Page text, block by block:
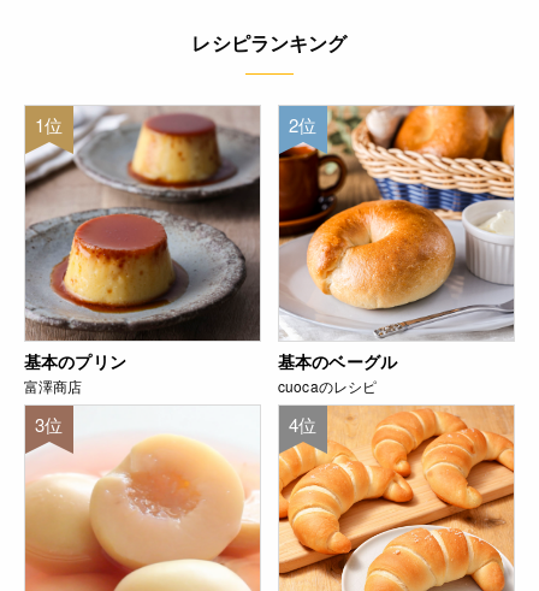
レシピランキング
1位
基本のプリン
富澤商店
2位
基本のベーグル
cuocaのレシピ
3位 4位